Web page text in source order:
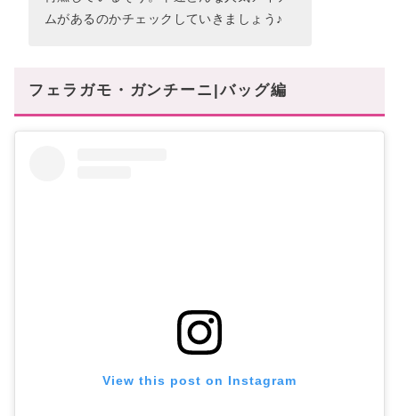
ムがあるのかチェックしていきましょう♪
フェラガモ・ガンチーニ|バッグ編
View this post on Instagram